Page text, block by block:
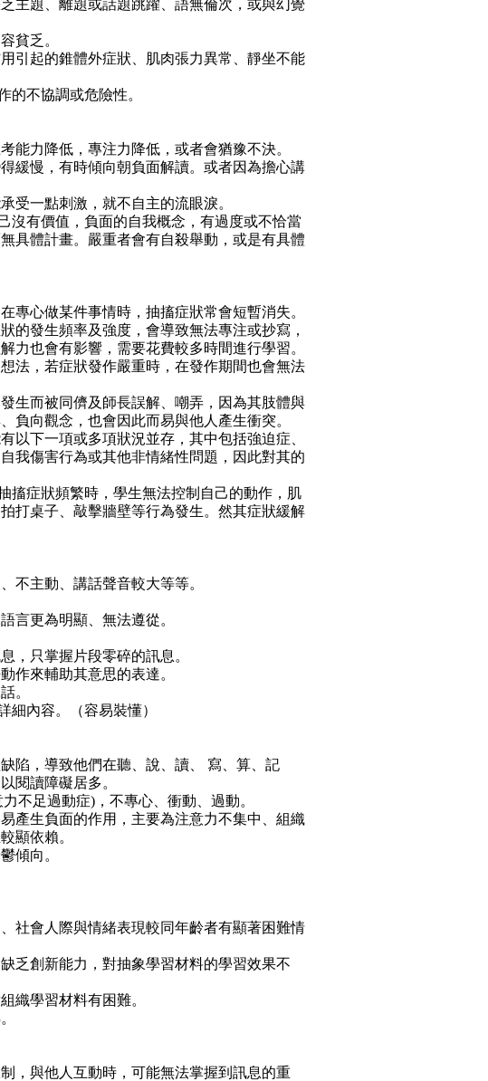
主題、離題或話題跳躍、語無倫次，或與幻覺
貧乏。
引起的錐體外症狀、肌肉張力異常、靜坐不能
的不協調或危險性。
能力降低，專注力降低，或者會猶豫不決。
緩慢，有時傾向朝負面解讀。或者因為擔心講
受一點刺激，就不自主的流眼淚。
沒有價值，負面的自我概念，有過度或不恰當
具體計畫。嚴重者會有自殺舉動，或是有具體
專心做某件事情時，抽搐症狀常會短暫消失。
的發生頻率及強度，會導致無法專注或抄寫，
力也會有影響，需要花費較多時間進行學習。
法，若症狀發作嚴重時，在發作期間也會無法
生而被同儕及師長誤解、嘲弄，因為其肢體與
負向觀念，也會因此而易與他人產生衝突。
以下一項或多項狀況並存，其中包括強迫症、
我傷害行為或其他非情緒性問題，因此對其的
搐症狀頻繁時，學生無法控制自己的動作，肌
打桌子、敲擊牆壁等行為發生。然其症狀緩解
不主動、講話聲音較大等等。
言更為明顯、無法遵從。
，只掌握片段零碎的訊息。
作來輔助其意思的表達。
。
細內容。（容易裝懂）
陷，導致他們在聽、說、讀、 寫、算、記
閱讀障礙居多。
不足過動症)，不專心、衝動、過動。
產生負面的作用，主要為注意力不集中、組織
顯依賴。
傾向。
社會人際與情緒表現較同年齡者有顯著困難情
乏創新能力，對抽象學習材料的學習效果不
織學習材料有困難。
，與他人互動時，可能無法掌握到訊息的重